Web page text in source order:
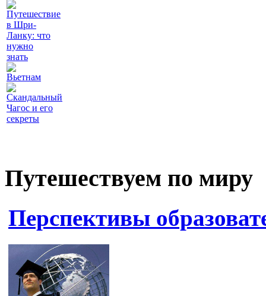
Путешествие
в Шри-
Ланку: что
нужно
знать
Вьетнам
Скандальный
Чагос и его
секреты
Путешествуем по миру
Перспективы